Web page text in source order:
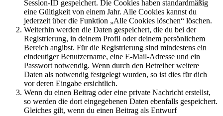
Session-ID gespeichert. Die Cookies haben standardmäßig
eine Gültigkeit von einem Jahr. Alle Cookies kannst du
jederzeit über die Funktion „Alle Cookies löschen“ löschen.
Weiterhin werden die Daten gespeichert, die du bei der
Registrierung, in deinem Profil oder deinem persönlichem
Bereich angibst. Für die Registrierung sind mindestens ein
eindeutiger Benutzername, eine E-Mail-Adresse und ein
Passwort notwendig. Wenn durch den Betreiber weitere
Daten als notwendig festgelegt wurden, so ist dies für dich
vor deren Eingabe ersichtlich.
Wenn du einen Beitrag oder eine private Nachricht erstellst,
so werden die dort eingegebenen Daten ebenfalls gespeichert.
Gleiches gilt, wenn du einen Beitrag als Entwurf